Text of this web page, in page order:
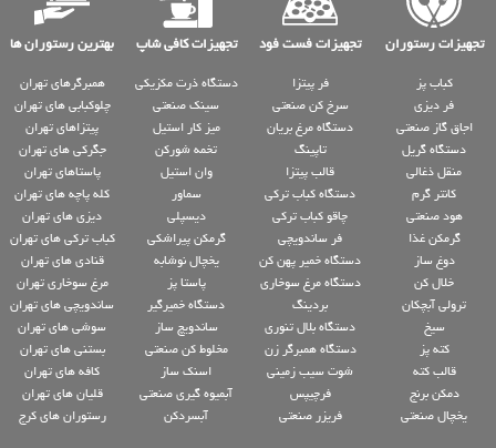
تجهیزات رستوران تجهیزات فست فود تجهیزات کافی شاپ بهترین رستوران ها
کباب پز
فر دیزی
اجاق گاز صنعتی
دستگاه گریل
منقل ذغالی
کانتر گرم
هود صنعتی
گرمکن غذا
دوغ ساز
خلال کن
ترولی آبچکان
سیخ
کته پز
قالب کته
دمکن برنج
یخچال صنعتی
فر پیتزا
سرخ کن صنعتی
دستگاه مرغ بریان
تاپینگ
قالب پیتزا
دستگاه کباب ترکی
چاقو کباب ترکی
فر ساندویچی
دستگاه خمیر پهن کن
دستگاه مرغ سوخاری
بردینگ
دستگاه بلال تنوری
دستگاه همبرگر زن
شوت سیب زمینی
فرچیپس
فریزر صنعتی
دستگاه ذرت مکزیکی
سینک صنعتی
میز کار استیل
تخمه شورکن
وان استیل
سماور
دیسپلی
گرمکن پیراشکی
یخچال نوشابه
پاستا پز
دستگاه خمیرگیر
ساندویچ ساز
مخلوط کن صنعتی
اسنک ساز
آبمیوه گیری صنعتی
آبسردکن
همبرگرهای تهران
چلوکبابی های تهران
پیتزاهای تهران
جگرکی های تهران
پاستاهای تهران
کله پاچه های تهران
دیزی های تهران
کباب ترکی های تهران
قنادی های تهران
مرغ سوخاری تهران
ساندویچی های تهران
سوشی های تهران
بستنی های تهران
کافه های تهران
قلیان های تهران
رستوران های کرج